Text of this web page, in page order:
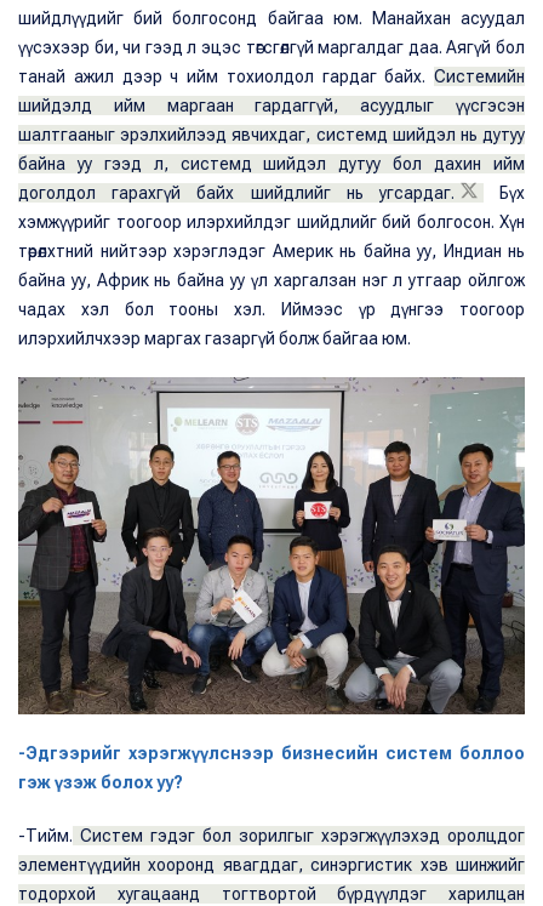
шийдлүүдийг бий болгосонд байгаа юм. Манайхан асуудал
үүсэхээр би, чи гээд л эцэс төгсгөлгүй маргалдаг даа. Аягүй бол
танай ажил дээр ч ийм тохиолдол гардаг байх. Системийн
шийдэлд ийм маргаан гардаггүй, асуудлыг үүсгэсэн
шалтгааныг эрэлхийлээд явчихдаг, системд шийдэл нь дутуу
байна уу гээд л, системд шийдэл дутуу бол дахин ийм
доголдол гарахгүй байх шийдлийг нь угсардаг.
Бүх
хэмжүүрийг тоогоор илэрхийлдэг шийдлийг бий болгосон. Хүн
төрөлхтний нийтээр хэрэглэдэг Америк нь байна уу, Индиан нь
байна уу, Африк нь байна уу үл харгалзан нэг л утгаар ойлгож
чадах хэл бол тооны хэл. Иймээс үр дүнгээ тоогоор
илэрхийлчхээр маргах газаргүй болж байгаа юм.
-Эдгээрийг хэрэгжүүлснээр бизнесийн систем боллоо
гэж үзэж болох уу?
-Тийм. Систем гэдэг бол зорилгыг хэрэгжүүлэхэд оролцдог
элементүүдийн хооронд явагддаг, синэргистик хэв шинжийг
тодорхой хугацаанд тогтвортой бүрдүүлдэг харилцан